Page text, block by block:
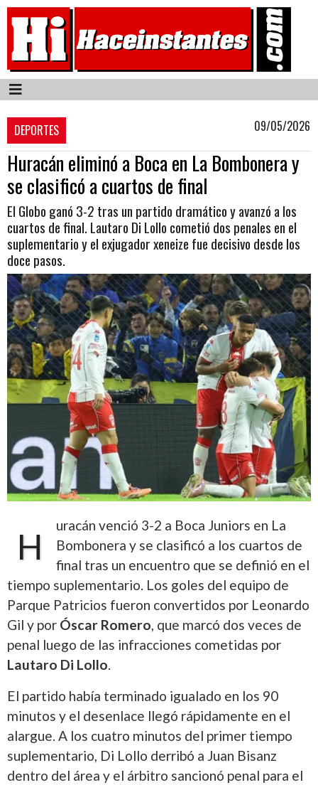
DEPORTES 09/05/2026
Huracán eliminó a Boca en La Bombonera y
se clasificó a cuartos de final
El Globo ganó 3-2 tras un partido dramático y avanzó a los
cuartos de final. Lautaro Di Lollo cometió dos penales en el
suplementario y el exjugador xeneize fue decisivo desde los
doce pasos.
H
uracán venció 3-2 a Boca Juniors en La
Bombonera y se clasificó a los cuartos de
final tras un encuentro que se definió en el
tiempo suplementario. Los goles del equipo de
Parque Patricios fueron convertidos por Leonardo
Gil y por Óscar Romero, que marcó dos veces de
penal luego de las infracciones cometidas por
Lautaro Di Lollo.
El partido había terminado igualado en los 90
minutos y el desenlace llegó rápidamente en el
alargue. A los cuatro minutos del primer tiempo
suplementario, Di Lollo derribó a Juan Bisanz
dentro del área y el árbitro sancionó penal para el